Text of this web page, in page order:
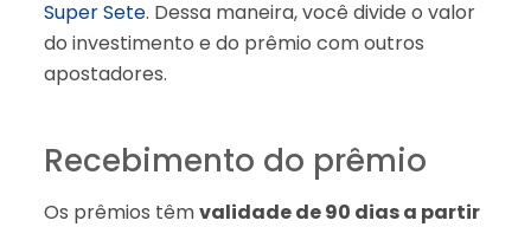
Super Sete. Dessa maneira, você divide o valor
do investimento e do prêmio com outros
apostadores.
Recebimento do prêmio
Os prêmios têmvalidade de 90 dias a partir